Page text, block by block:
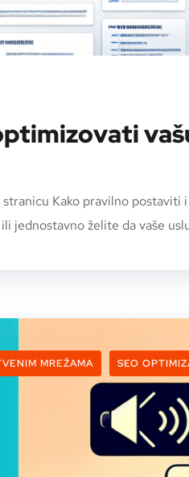
Kako pravilno postaviti
jednostavno želite da vaše
MREŽAMA SEO